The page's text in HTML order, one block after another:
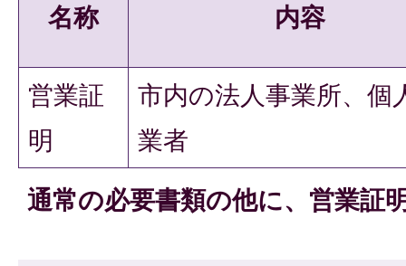
名称 内容
営業証
明
市内の法人事業所、個
業者
通常の必要書類の他に、営業証